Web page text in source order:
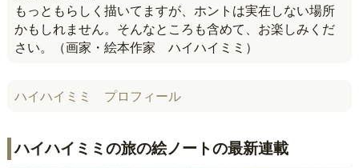
もっともらしく描いてますが、ホントは実在しない場所
かもしれません。そんなところも含めて、お楽しみくだ
さい。（画家・絵本作家 ハイハイミミ）
ハイハイミミ プロフィール
ハイハイミミの旅の絵ノートの最新連載